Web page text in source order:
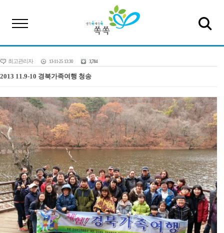
최고관리자 13-11-25 13:30 3,784
2013 11.9-10 경북가족여행 청송